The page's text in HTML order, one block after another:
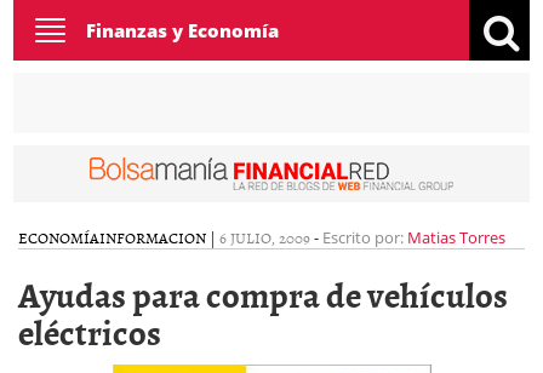
Toggle
navigation
Finanzas y Economía
ECONOMÍAINFORMACION | 6 JULIO, 2009- Escrito por: Matias Torres
Ayudas para compra de vehículos
eléctricos